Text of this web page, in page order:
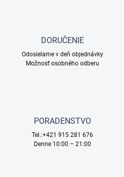
DORUČENIE
Odosielame v deň objednávky
Možnosť osobného odberu
PORADENSTVO
Tel.:+421 915 281 676
Denne 10:00 – 21:00